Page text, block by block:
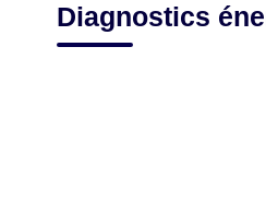
Diagnostics